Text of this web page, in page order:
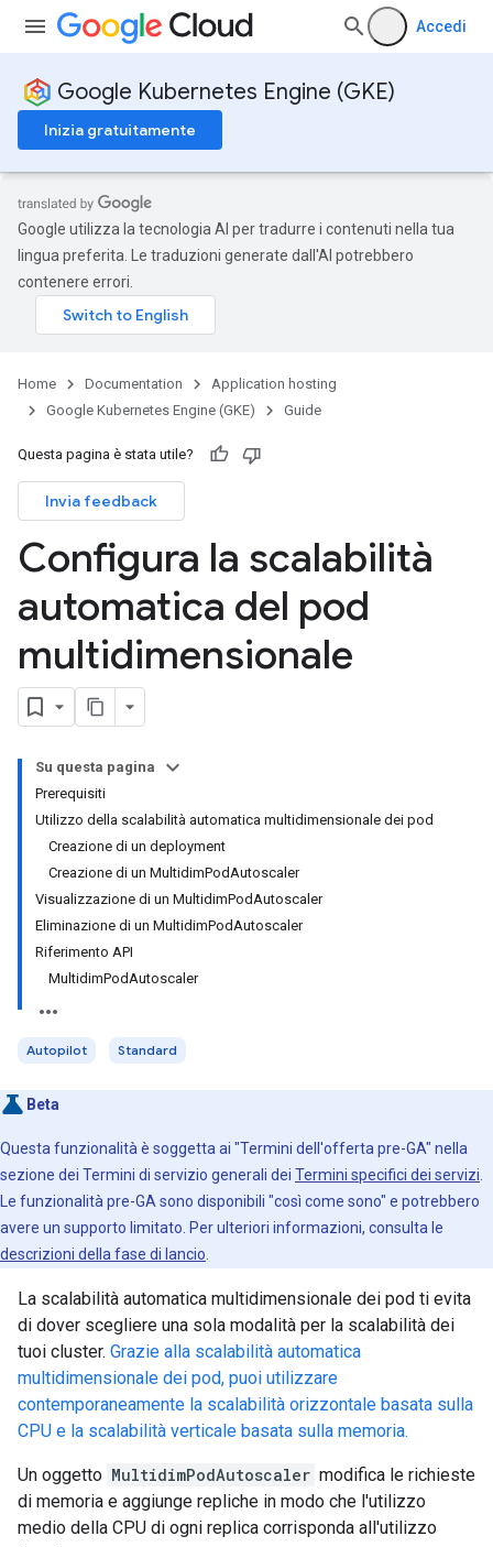
Accedi
Google Kubernetes Engine (GKE)
Inizia gratuitamente
Google utilizza la tecnologia AI per tradurre i contenuti nella tua
lingua preferita. Le traduzioni generate dall'AI potrebbero
contenere errori.
Home Documentation
Application hosting
Google Kubernetes Engine (GKE)
Guide
Questa pagina è stata utile?
Invia feedback
Configura la scalabilità
automatica del pod
multidimensionale
Su questa pagina
Prerequisiti
Utilizzo della scalabilità automatica multidimensionale dei pod
Creazione di un deployment
Creazione di un MultidimPodAutoscaler
Visualizzazione di un MultidimPodAutoscaler
Eliminazione di un MultidimPodAutoscaler
Riferimento API
MultidimPodAutoscaler
Autopilot Standard
Beta
Questa funzionalità è soggetta ai "Termini dell'offerta pre-GA" nella
sezione dei Termini di servizio generali dei Termini specifici dei servizi
Le funzionalità pre-GA sono disponibili "così come sono" e potrebbero
avere un supporto limitato. Per ulteriori informazioni, consulta le
descrizioni della fase di lancio
La scalabilità automatica multidimensionale dei pod ti evita
di dover scegliere una sola modalità per la scalabilità dei
tuoi cluster. Grazie alla scalabilità automatica
multidimensionale dei pod, puoi utilizzare
contemporaneamente la scalabilità orizzontale basata sulla
CPU e la scalabilità verticale basata sulla memoria.
Un oggetto MultidimPodAutoscaler modifica le richieste
di memoria e aggiunge repliche in modo che l'utilizzo
medio della CPU di ogni replica corrisponda all'utilizzo